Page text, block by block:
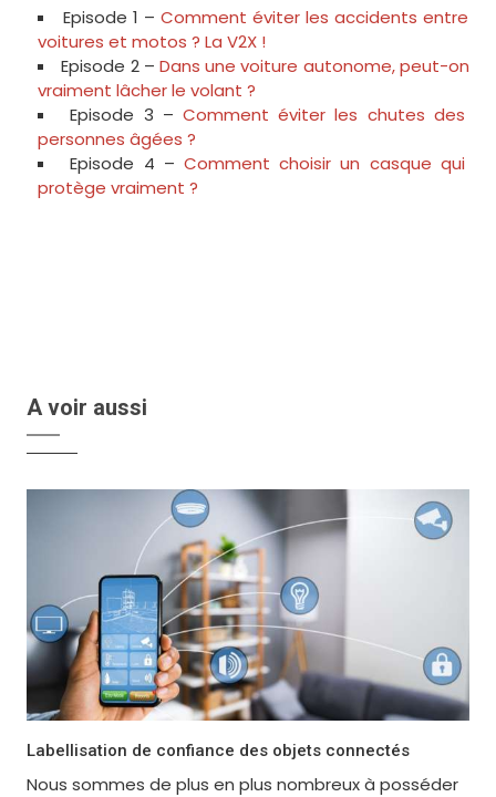
Episode 1 – Comment éviter les accidents entre
voitures et motos ? La V2X !
Episode 2 – Dans une voiture autonome, peut-on
vraiment lâcher le volant ?
Episode 3 – Comment éviter les chutes des
personnes âgées ?
Episode 4 – Comment choisir un casque qui
protège vraiment ?
A voir aussi
Labellisation de confiance des objets connectés
Nous sommes de plus en plus nombreux à posséder